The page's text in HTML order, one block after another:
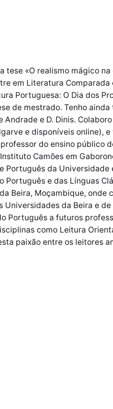
tese «O realismo mágico
em Literatura
Portuguesa: O Dia dos
de mestrado. Tenho
Andrade e D. Dinis.
e disponíveis online),
do ensino público
Camões em
Português da
Português e das Línguas
Beira, Moçambique,
Universidades da Beira e
Português a futuros
como Leitura
paixão entre os leitores